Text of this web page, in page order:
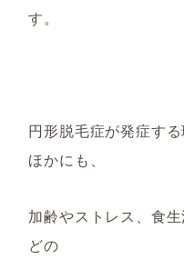
す。
円形脱毛症が発症す
ほかにも、
加齢やストレス、食
どの